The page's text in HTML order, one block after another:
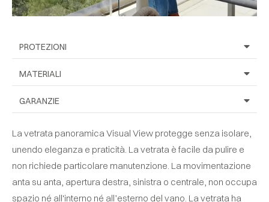
PROTEZIONI
MATERIALI
GARANZIE
La vetrata panoramica Visual View protegge senza isolare,
unendo eleganza e praticità. La vetrata è facile da pulire e
non richiede particolare manutenzione. La movimentazione
anta su anta, apertura destra, sinistra o centrale, non occupa
spazio né all'interno né all’esterno del vano. La vetrata ha